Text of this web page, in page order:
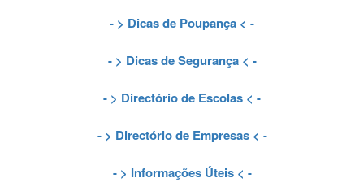
- > Dicas de Poupança < -
- > Dicas de Segurança< -
- > Directório de Escolas < -
- > Directório de Empresas< -
- > Informações Úteis< -